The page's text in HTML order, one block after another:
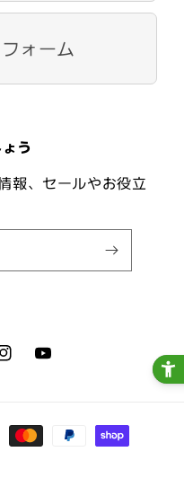
う
報、セールやお役立
ォーム
YouTube